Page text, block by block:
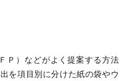
Ｐ）などがよく提案する方法
を項目別に分けた紙の袋やウ